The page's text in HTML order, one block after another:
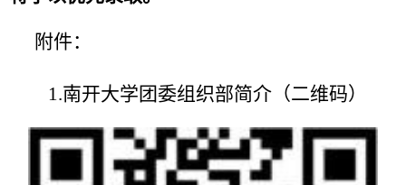
附件：
1.南开大学团委组织部简介（二维码）